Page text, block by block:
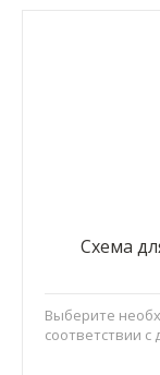
Схема
Выберите
соответствии с